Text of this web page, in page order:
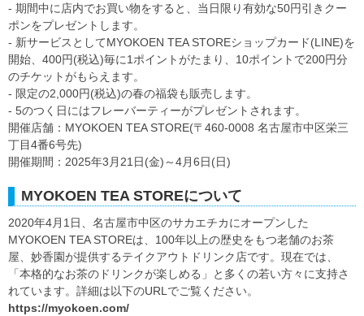
- 期間中に店内でお買い物をすると、当日限り有効な50円引きクー
ポンをプレゼントします。
- 新サービスとしてMYOKOEN TEA STOREショップカード(LINE)を
開始、400円(税込)毎に1ポイントがたまり、10ポイントで200円分
のチケットがもらえます。
- 限定の2,000円(税込)の春の福袋も販売します。
- 5のつく日にはフレーバーティーがプレゼントされます。
開催店舗：MYOKOEN TEA STORE(〒460-0008 名古屋市中区栄三
丁目4番6号先)
開催期間：2025年3月21日(金)～4月6日(日)
MYOKOEN TEA STOREについて
2020年4月1日、名古屋市中区のサカエチカにオープンした
MYOKOEN TEA STOREは、100年以上の歴史をもつ老舗のお茶
屋、妙香園が提供するテイクアウトドリンク店です。現在では、
「本格的なお茶のドリンクが楽しめる」と多くの若い方々に支持さ
れています。詳細は以下のURLでご覧ください。
https://myokoen.com/